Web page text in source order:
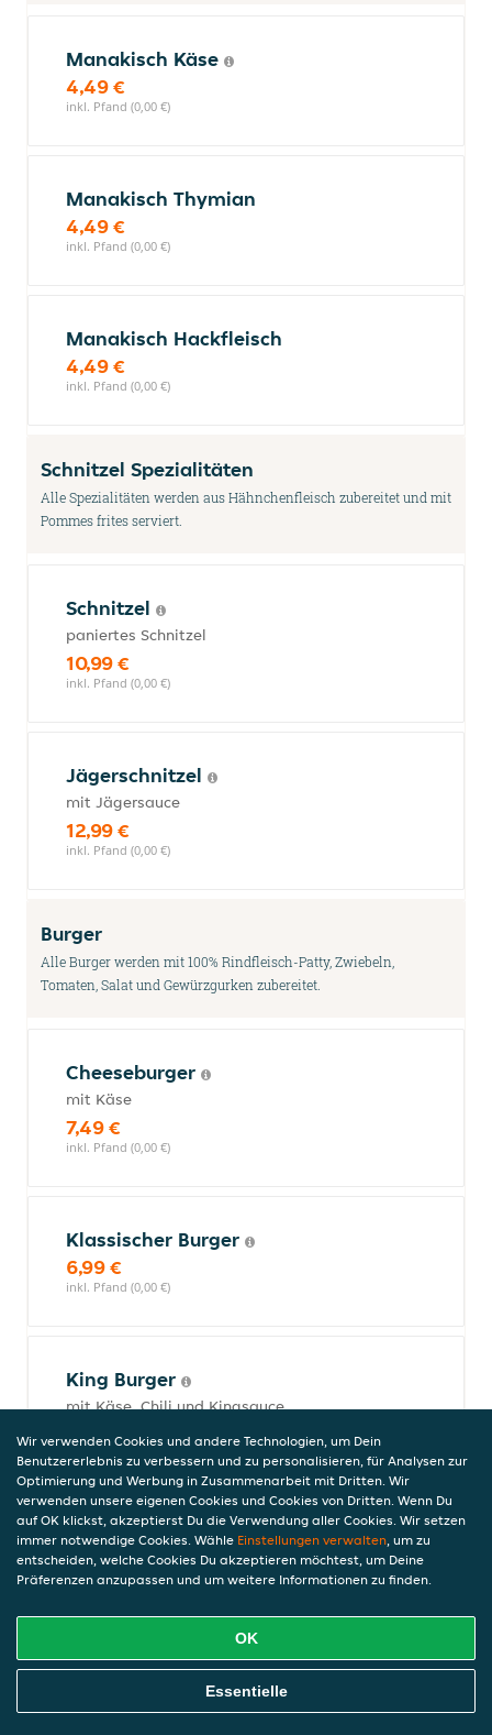
Manakisch Käse
4,49 €
inkl. Pfand (0,00 €)
Manakisch Thymian
4,49 €
inkl. Pfand (0,00 €)
Manakisch Hackfleisch
4,49 €
inkl. Pfand (0,00 €)
Schnitzel Spezialitäten
Alle Spezialitäten werden aus Hähnchenfleisch zubereitet und mit
Pommes frites serviert.
Schnitzel
paniertes Schnitzel
10,99 €
inkl. Pfand (0,00 €)
Jägerschnitzel
mit Jägersauce
12,99 €
inkl. Pfand (0,00 €)
Burger
Alle Burger werden mit 100% Rindfleisch-Patty, Zwiebeln,
Tomaten, Salat und Gewürzgurken zubereitet.
Cheeseburger
mit Käse
7,49 €
inkl. Pfand (0,00 €)
Klassischer Burger
6,99 €
inkl. Pfand (0,00 €)
King Burger
mit Käse, Chili und Kingsauce
7,99 €
inkl. Pfand (0,00 €)
Snacks
Chicken Nuggets Teller
mit Pommes frites
Online Essen Bestellen
Wir verwenden Cookies und andere Technologien, um Dein
Benutzererlebnis zu verbessern und zu personalisieren, für Analysen zur
Optimierung und Werbung in Zusammenarbeit mit Dritten. Wir
verwenden unsere eigenen Cookies und Cookies von Dritten. Wenn Du
auf OK klickst, akzeptierst Du die Verwendung aller Cookies. Wir setzen
immer notwendige Cookies. Wähle Einstellungen verwalten, um zu
entscheiden, welche Cookies Du akzeptieren möchtest, um Deine
Präferenzen anzupassen und um weitere Informationen zu finden.
OK
Essentielle